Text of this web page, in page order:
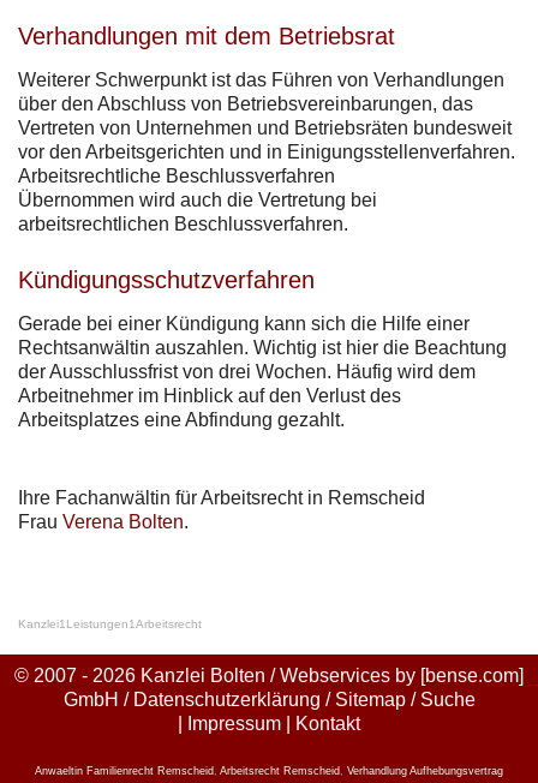
Verhandlungen mit dem Betriebsrat
Weiterer Schwerpunkt ist das Führen von Verhandlungen
über den Abschluss von Betriebsvereinbarungen, das
Vertreten von Unternehmen und Betriebsräten bundesweit
vor den Arbeitsgerichten und in Einigungsstellenverfahren.
Arbeitsrechtliche Beschlussverfahren
Übernommen wird auch die Vertretung bei
arbeitsrechtlichen Beschlussverfahren.
Kündigungsschutzverfahren
Gerade bei einer Kündigung kann sich die Hilfe einer
Rechtsanwältin auszahlen. Wichtig ist hier die Beachtung
der Ausschlussfrist von drei Wochen. Häufig wird dem
Arbeitnehmer im Hinblick auf den Verlust des
Arbeitsplatzes eine Abfindung gezahlt.
Ihre Fachanwältin für Arbeitsrecht in Remscheid
Frau Verena Bolten.
Kanzlei1 Leistungen1Arbeitsrecht
© 2007 - 2026 Kanzlei Bolten / Webservices by [bense.com]
GmbH / Datenschutzerklärung / Sitemap/ Suche
Impressum Kontakt
Anwaeltin Familienrecht Remscheid Arbeitsrecht Remscheid Verhandlung Aufhebungsvertrag